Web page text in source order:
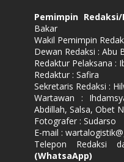
Pemimpin
Bakar
Wakil Pemimpin
Dewan Redaksi : Abu
Redaktur Pelaksana :
Redaktur : Safira
Sekretaris Redaksi :
Wartawan :
Abdillah, Salsa, Obet
Fotografer : Sudarso
E-mail :
Telepon Redaksi
(WhatsaApp)